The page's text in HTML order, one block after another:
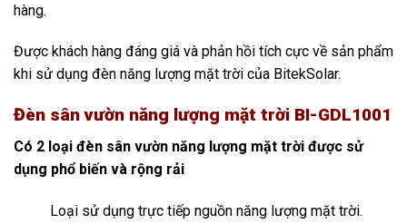
hàng.
Được khách hàng đáng giá và phản hồi tích cực về sản phẩm
khi sử dụng đèn năng lượng mặt trời của BitekSolar.
Đèn sân vườn năng lượng mặt trời BI-GDL1001
Có 2 loại đèn sân vườn năng lượng mặt trời được sử
dụng phổ biến và rộng rải
Loại sử dụng trực tiếp nguồn năng lượng mặt trời.